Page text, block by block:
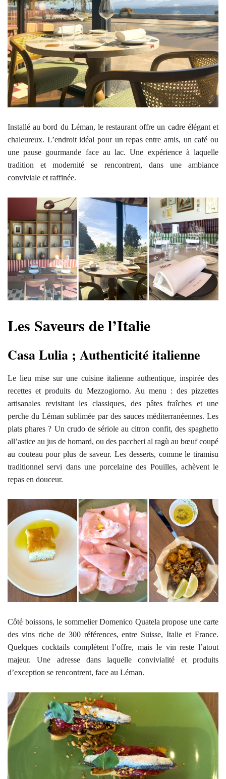
Installé au bord du Léman, le restaurant offre un cadre élégant et
chaleureux. L’endroit idéal pour un repas entre amis, un café ou
une pause gourmande face au lac. Une expérience à laquelle
tradition et modernité se rencontrent, dans une ambiance
conviviale et raffinée.
Les Saveurs de l’Italie
Casa Lulia ; Authenticité italienne
Le lieu mise sur une cuisine italienne authentique, inspirée des
recettes et produits du Mezzogiorno. Au menu : des pizzettes
artisanales revisitant les classiques, des pâtes fraîches et une
perche du Léman sublimée par des sauces méditerranéennes. Les
plats phares ? Un crudo de sériole au citron confit, des spaghetto
all’astice au jus de homard, ou des paccheri al ragù au bœuf coupé
au couteau pour plus de saveur. Les desserts, comme le tiramisu
traditionnel servi dans une porcelaine des Pouilles, achèvent le
repas en douceur.
Côté boissons, le sommelier Domenico Quatela propose une carte
des vins riche de 300 références, entre Suisse, Italie et France.
Quelques cocktails complètent l’offre, mais le vin reste l’atout
majeur. Une adresse dans laquelle convivialité et produits
d’exception se rencontrent, face au Léman.